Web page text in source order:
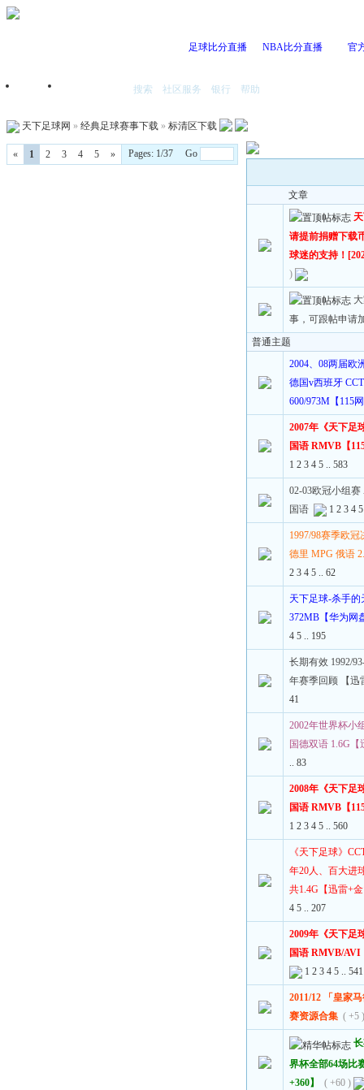
足球比分直播 NBA比分直播 官
首页 搜索 社区服务 银行 帮助
天下足球网 » 经典足球赛事下载 » 标清区下载
« 1 2 3 4 5 » Pages: 1/37 Go
文章
请提前捐赠下载
球迷的支持！
)
事，可跟帖申请
普通主题
2004、08两届欧
德国v西班牙
600/973M【115
2007年《天下足
国语 RMVB【
1 2 3 4 5 ..583
02-03欧冠小组
国语
1 2 3 4 5
1997/98赛季欧
德里 MPG 俄语
2 3 4 5 ..62
天下足球-杀手的
372MB【华为网
4 5 .. 195
长期有效 1992/
年赛季回顾 【迅
41
2002年世界杯小
国德双语 1.6G【
..83
2008年《天下足
国语 RMVB【
1 2 3 4 5 ..560
《天下足球》
年20人、百大进
共1.4G【迅雷+
4 5 ..207
2009年《天下足
国语 RMVB/AVI
1 2 3 4 5 ..541
2011/12 「皇家
赛资源合集 ( +5
界杯全部64场比
+360】
( +60 )